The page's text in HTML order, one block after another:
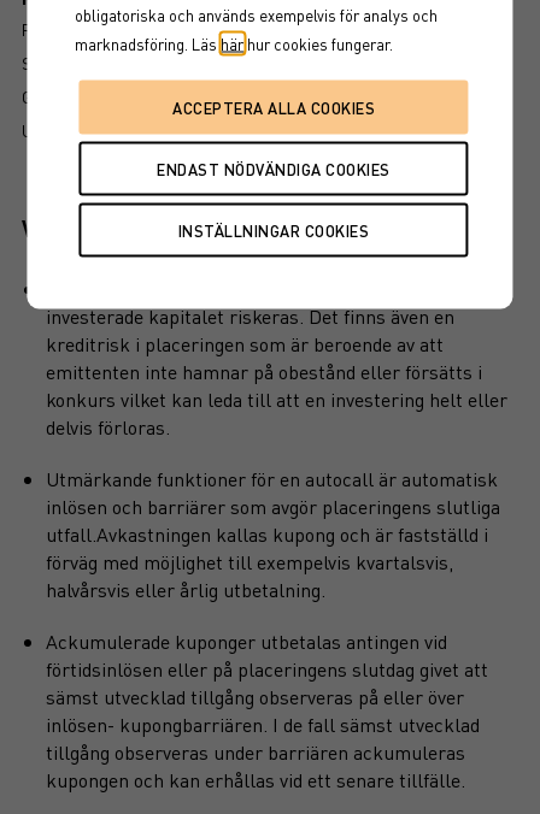
RISK
SÅ LÄSER DU FAKTABLADET
GRUNDPROSPEKT
UTSKRIFT
Viktiga egenskaper
investerade kapitalet riskeras. Det finns även en
kreditrisk i placeringen som är beroende av att
emittenten inte hamnar på obestånd eller försätts i
konkurs vilket kan leda till att en investering helt eller
delvis förloras.
Utmärkande funktioner för en autocall är automatisk
inlösen och barriärer som avgör placeringens slutliga
utfall.Avkastningen kallas kupong och är fastställd i
förväg med möjlighet till exempelvis kvartalsvis,
halvårsvis eller årlig utbetalning.
Ackumulerade kuponger utbetalas antingen vid
förtidsinlösen eller på placeringens slutdag givet att
sämst utvecklad tillgång observeras på eller över
inlösen- kupongbarriären. I de fall sämst utvecklad
tillgång observeras under barriären ackumuleras
kupongen och kan erhållas vid ett senare tillfälle.
obligatoriska och används exempelvis för analys och
marknadsföring. Läs härhur cookies fungerar.